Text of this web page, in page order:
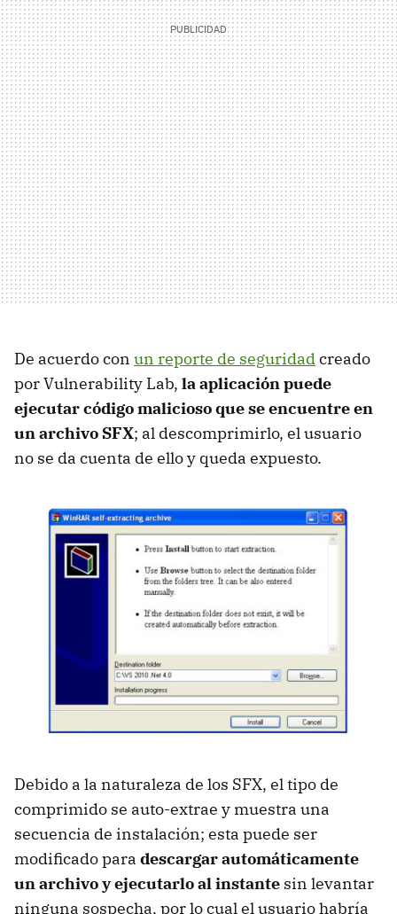
De acuerdo con un reporte de seguridadcreado
por Vulnerability Lab, la aplicación puede
ejecutar código malicioso que se encuentre en
un archivo SFX; al descomprimirlo, el usuario
no se da cuenta de ello y queda expuesto.
Debido a la naturaleza de los SFX, el tipo de
comprimido se auto-extrae y muestra una
secuencia de instalación; esta puede ser
modificado para descargar automáticamente
un archivo y ejecutarlo al instante sin levantar
ninguna sospecha, por lo cual el usuario habría